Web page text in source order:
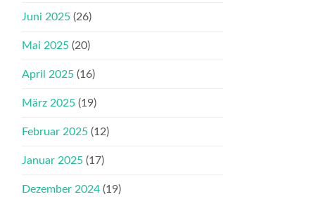
Juni 2025 (26)
Mai 2025 (20)
April 2025 (16)
März 2025 (19)
Februar 2025 (12)
Januar 2025 (17)
Dezember 2024 (19)